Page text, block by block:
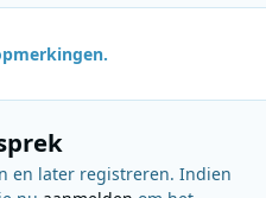
en later registreren. Indien